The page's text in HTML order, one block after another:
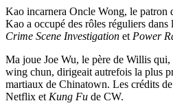
Kao incarnera Oncle Wong, le patron
Kao a occupé des rôles réguliers dans
Crime Scene Investigation et Power
Ma joue Joe Wu, le père de Willis qui,
wing chun, dirigeait autrefois la plus
martiaux de Chinatown. Les crédits
Netflix et Kung Fu de CW.